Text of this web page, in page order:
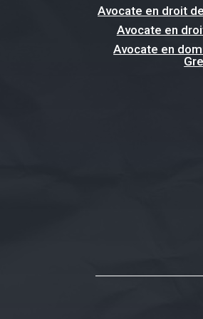
Avocate en droit
Avocate en
Avocate en